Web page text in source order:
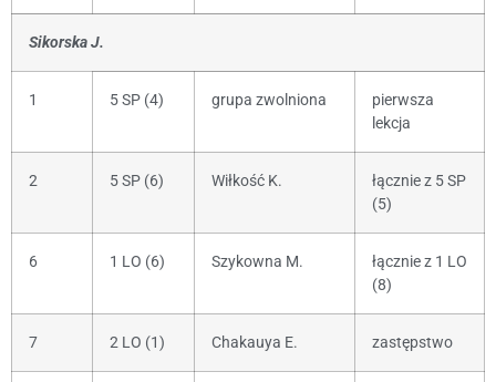
Sikorska J.
1 5 SP (4) grupa zwolniona
pierwsza
lekcja
2 5 SP (6) Wiłkość K.
łącznie z 5 SP
(5)
6 1 LO (6) Szykowna M.
łącznie z 1 LO
(8)
7 2 LO (1) Chakauya E. zastępstwo